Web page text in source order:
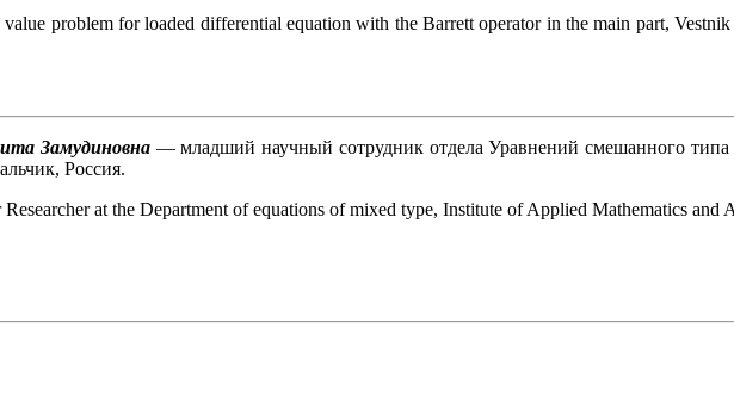
problem for loaded differential equation with the Barrett operator in the main part,
Замудиновна— младший научный сотрудник отдела Уравнений смешанного
Россия.
at the Department of equations of mixed type, Institute of Applied Mathematics